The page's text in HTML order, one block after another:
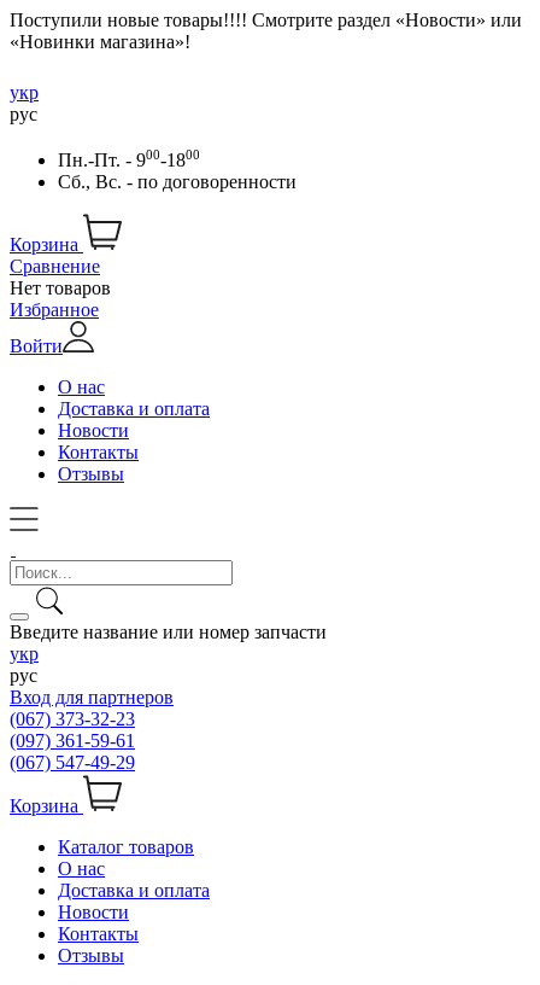
Поступили новые товары!!!! Смотрите раздел «Новости» или
«Новинки магазина»!
укр
рус
Пн.-Пт. - 900-1800
Сб., Вс. - по договоренности
Корзина
Сравнение
Нет товаров
Избранное
Войти
О нас
Доставка и оплата
Новости
Контакты
Отзывы
Введите название или номер запчасти
укр
рус
Вход для партнеров
(067) 373-32-23
(097) 361-59-61
(067) 547-49-29
Корзина
Каталог товаров
О нас
Доставка и оплата
Новости
Контакты
Отзывы